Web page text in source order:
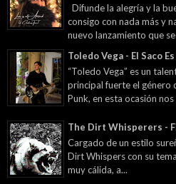
Difunde la alegría y la
consigo con nada más y
nuevo lanzamiento que se
Toledo Vega - El Saco
“Toledo Vega” es un
principal fuerte el género
Punk, en esta ocasión nos
The Dirt Whisperers -
Cargado de un estilo
Dirt Whispers con su
muy cálida, a...